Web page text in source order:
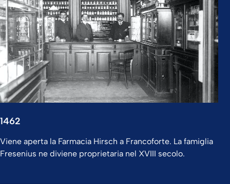
1462
Viene aperta la Farmacia Hirsch a Francoforte. La famiglia
Fresenius ne diviene proprietaria nel XVIII secolo.